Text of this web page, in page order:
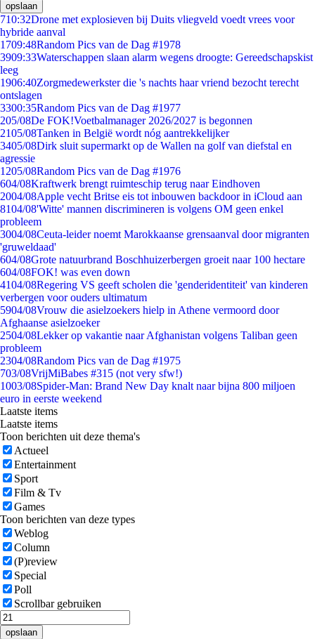
opslaan
710:32Drone met explosieven bij Duits vliegveld voedt vrees voor
hybride aanval
1709:48Random Pics van de Dag #1978
3909:33Waterschappen slaan alarm wegens droogte: Gereedschapskist
leeg
1906:40Zorgmedewerkster die 's nachts haar vriend bezocht terecht
ontslagen
3300:35Random Pics van de Dag #1977
205/08De FOK!Voetbalmanager 2026/2027 is begonnen
2105/08Tanken in België wordt nóg aantrekkelijker
3405/08Dirk sluit supermarkt op de Wallen na golf van diefstal en
agressie
1205/08Random Pics van de Dag #1976
604/08Kraftwerk brengt ruimteschip terug naar Eindhoven
2004/08Apple vecht Britse eis tot inbouwen backdoor in iCloud aan
8104/08'Witte' mannen discrimineren is volgens OM geen enkel
probleem
3004/08Ceuta-leider noemt Marokkaanse grensaanval door migranten
'gruweldaad'
604/08Grote natuurbrand Boschhuizerbergen groeit naar 100 hectare
604/08FOK! was even down
4104/08Regering VS geeft scholen die 'genderidentiteit' van kinderen
verbergen voor ouders ultimatum
5904/08Vrouw die asielzoekers hielp in Athene vermoord door
Afghaanse asielzoeker
2504/08Lekker op vakantie naar Afghanistan volgens Taliban geen
probleem
2304/08Random Pics van de Dag #1975
703/08VrijMiBabes #315 (not very sfw!)
1003/08Spider-Man: Brand New Day knalt naar bijna 800 miljoen
euro in eerste weekend
Laatste items
Laatste items
Toon berichten uit deze thema's
Actueel
Entertainment
Sport
Film & Tv
Games
Toon berichten van deze types
Weblog
Column
(P)review
Special
Poll
Scrollbar gebruiken
opslaan